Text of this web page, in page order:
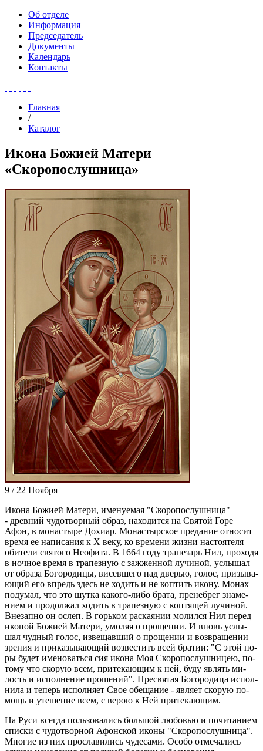
Об отделе
Информация
Председатель
Документы
Календарь
Контакты
Главная
/
Каталог
Икона Божией Матери
«Скоропослушница»
9 / 22 Ноября
Ико­на Бо­жи­ей Ма­те­ри, име­ну­е­мая "Ско­ро­по­слуш­ни­ца"
- древ­ний чу­до­твор­ный об­раз, на­хо­дит­ся на Свя­той Го­ре
Афон, в мо­на­сты­ре До­хи­ар. Мо­на­стыр­ское пре­да­ние от­но­сит
вре­мя ее на­пи­са­ния к Х ве­ку, ко вре­ме­ни жиз­ни на­сто­я­те­ля
оби­те­ли свя­то­го Нео­фи­та. В 1664 го­ду тра­пе­зарь Нил, про­хо­дя
в ноч­ное вре­мя в тра­пез­ную с за­жжен­ной лу­чи­ной, услы­шал
от об­ра­за Бо­го­ро­ди­цы, ви­сев­ше­го над две­рью, го­лос, при­зы­ва­
ю­щий его впредь здесь не хо­дить и не коп­тить ико­ну. Мо­нах
по­ду­мал, что это шут­ка ка­ко­го-ли­бо бра­та, пре­не­брег зна­ме­
ни­ем и про­дол­жал хо­дить в тра­пез­ную с коп­тя­щей лу­чи­ной.
Вне­зап­но он ослеп. В горь­ком рас­ка­я­нии мо­лил­ся Нил пе­ред
ико­ной Бо­жи­ей Ма­те­ри, умо­ляя о про­ще­нии. И вновь услы­
шал чуд­ный го­лос, из­ве­щав­ший о про­ще­нии и воз­вра­ще­нии
зре­ния и при­ка­зы­ва­ю­щий воз­ве­стить всей бра­тии: "С этой по­
ры бу­дет име­но­вать­ся сия ико­на Моя Ско­ро­по­слуш­ни­цею, по­
то­му что ско­рую всем, при­те­ка­ю­щим к ней, бу­ду яв­лять ми­
лость и ис­пол­не­ние про­ше­ний". Пре­свя­тая Бо­го­ро­ди­ца ис­пол­
ни­ла и те­перь ис­пол­ня­ет Свое обе­ща­ние - яв­ля­ет ско­рую по­
мощь и уте­ше­ние всем, с ве­рою к Ней при­те­ка­ю­щим.
На Ру­си все­гда поль­зо­ва­лись боль­шой лю­бо­вью и по­чи­та­ни­ем
спис­ки с чу­до­твор­ной Афон­ской ико­ны "Ско­ро­по­слуш­ни­ца".
Мно­гие из них про­сла­ви­лись чу­де­са­ми. Осо­бо от­ме­ча­лись